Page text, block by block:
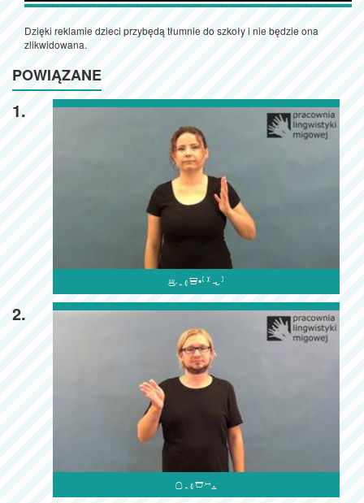
Dzięki reklamie dzieci przybędą tłumnie do szkoły i nie będzie ona
zlikwidowana.
POWIĄZANE
1.

2.
